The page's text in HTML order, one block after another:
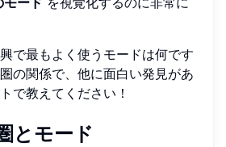
で最もよく使うモードは何です
の関係で、他に面白い発見があ
で教えてください！
とモード